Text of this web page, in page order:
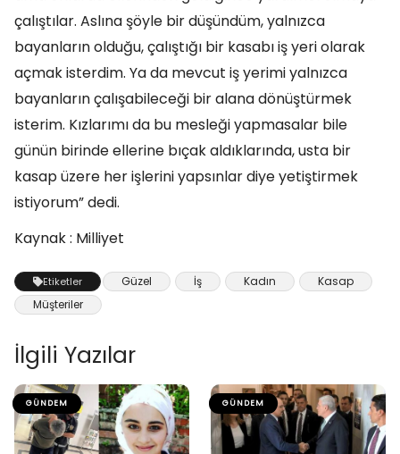
çalıştılar. Aslına şöyle bir düşündüm, yalnızca
bayanların olduğu, çalıştığı bir kasabı iş yeri olarak
açmak isterdim. Ya da mevcut iş yerimi yalnızca
bayanların çalışabileceği bir alana dönüştürmek
isterim. Kızlarımı da bu mesleği yapmasalar bile
günün birinde ellerine bıçak aldıklarında, usta bir
kasap üzere her işlerini yapsınlar diye yetiştirmek
istiyorum” dedi.
Kaynak : Milliyet
Etiketler Güzel İş Kadın
Kasap
Müşteriler
İlgili Yazılar
GÜNDEM GÜNDEM